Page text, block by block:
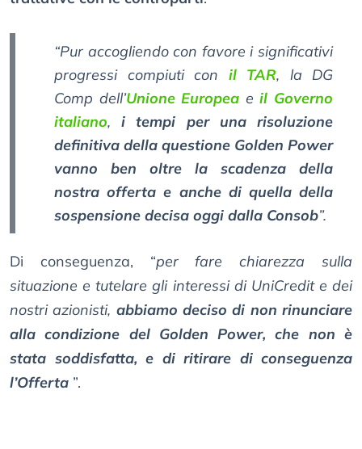
“Pur accogliendo con favore i significativi
progressi compiuti con il TAR, la DG
Comp dell’Unione Europea eil Governo
italiano,i tempi per una risoluzione
definitiva della questione Golden Power
vanno ben oltre la scadenza della
nostra offerta e anche di quella della
sospensione decisa oggi dalla Consob”.
Di conseguenza, “per fare chiarezza sulla
situazione e tutelare gli interessi di UniCredit e dei
nostri azionisti, abbiamo deciso di non rinunciare
alla condizione del Golden Power, che non è
stata soddisfatta, e di ritirare di conseguenza
l’Offerta ”.